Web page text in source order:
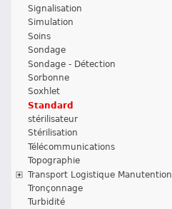
Signalisation
Simulation
Soins
Sondage
Sondage - Détection
Sorbonne
Soxhlet
Standard
stérilisateur
Stérilisation
Télécommunications
Topographie
Transport Logistique Manutention
Tronçonnage
Turbidité